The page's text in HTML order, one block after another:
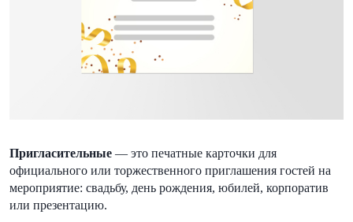
Пригласительные — это печатные карточки для
официального или торжественного приглашения гостей на
мероприятие: свадьбу, день рождения, юбилей, корпоратив
или презентацию.